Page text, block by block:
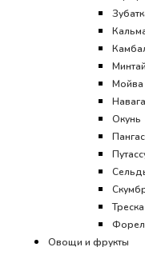
Минтай
Мойва
Навага
Окунь
Треска
Овощи и фрукты